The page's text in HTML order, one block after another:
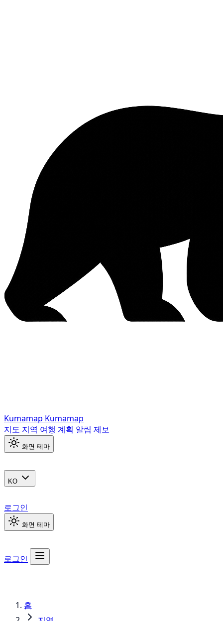
Kumamap Kumamap
지도 지역 여행 계획 알림 제보
화면 테마
KO
로그인
화면 테마
로그인
홈